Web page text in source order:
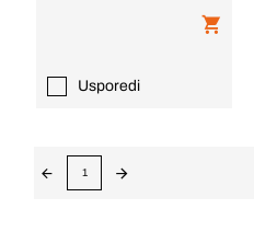
Usporedi
1